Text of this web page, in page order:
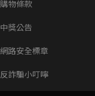
購物條款
中獎公告
網路安全標章
反詐騙小叮嚀